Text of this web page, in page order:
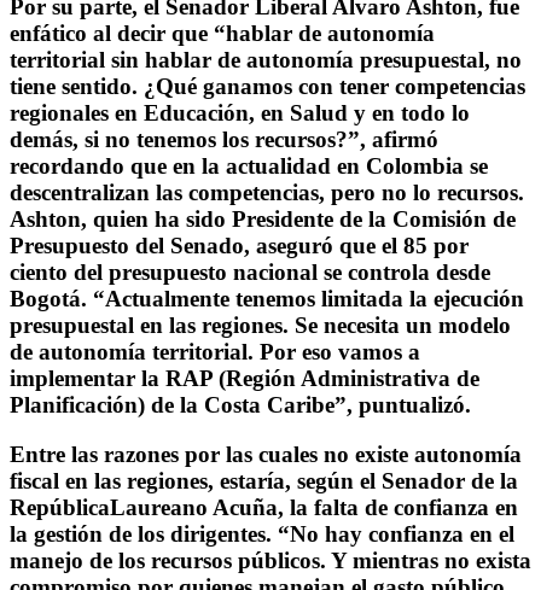
Por su parte, el Senador Liberal Alvaro Ashton, fue
enfático al decir que “hablar de autonomía
territorial sin hablar de autonomía presupuestal, no
tiene sentido. ¿Qué ganamos con tener competencias
regionales en Educación, en Salud y en todo lo
demás, si no tenemos los recursos?”, afirmó
recordando que en la actualidad en Colombia se
descentralizan las competencias, pero no lo recursos.
Ashton, quien ha sido Presidente de la Comisión de
Presupuesto del Senado, aseguró que el 85 por
ciento del presupuesto nacional se controla desde
Bogotá. “Actualmente tenemos limitada la ejecución
presupuestal en las regiones. Se necesita un modelo
de autonomía territorial. Por eso vamos a
implementar la RAP (Región Administrativa de
Planificación) de la Costa Caribe”, puntualizó.
Entre las razones por las cuales no existe autonomía
fiscal en las regiones, estaría, según el Senador de la
RepúblicaLaureano Acuña, la falta de confianza en
la gestión de los dirigentes. “No hay confianza en el
manejo de los recursos públicos. Y mientras no exista